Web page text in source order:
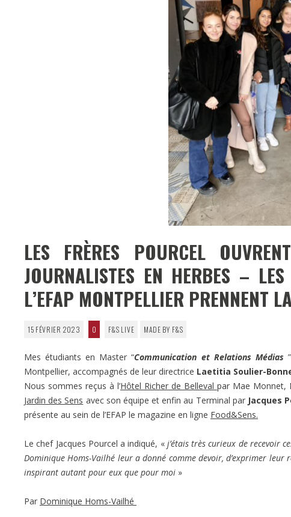
LES FRÈRES POURCEL
JOURNALISTES EN HERBES –
L’EFAP MONTPELLIER PRENNENT
15 FÉVRIER 2023 0 F&S LIVE MADE BY F&S
Mes étudiants en Master “Communication et Relations Médias
Montpellier, accompagnés de leur directrice Laetitia Soulier-
Nous sommes reçus à l’Hôtel Richer de Belleval par Mae Monnet,
Jardin des Sens avec son équipe et enfin au Terminal parJacques
présente au sein de l’EFAP le magazine en ligne Food&Sens.
Le chef Jacques Pourcel a indiqué, « j’étais très curieux de recevoir
Dominique Homs-Vailhé leur a donné comme devoir, d’exprimer
inspirant autant pour eux que pour moi »
Par Dominique Homs-Vailhé